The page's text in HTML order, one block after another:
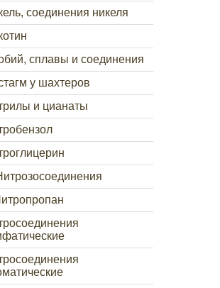
соединения никеля
сплавы и соединения
у шахтеров
и цианаты